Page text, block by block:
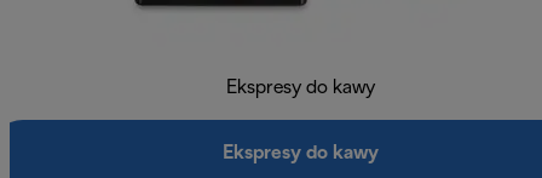
Ekspresy do kawy
Ekspresy do kawy